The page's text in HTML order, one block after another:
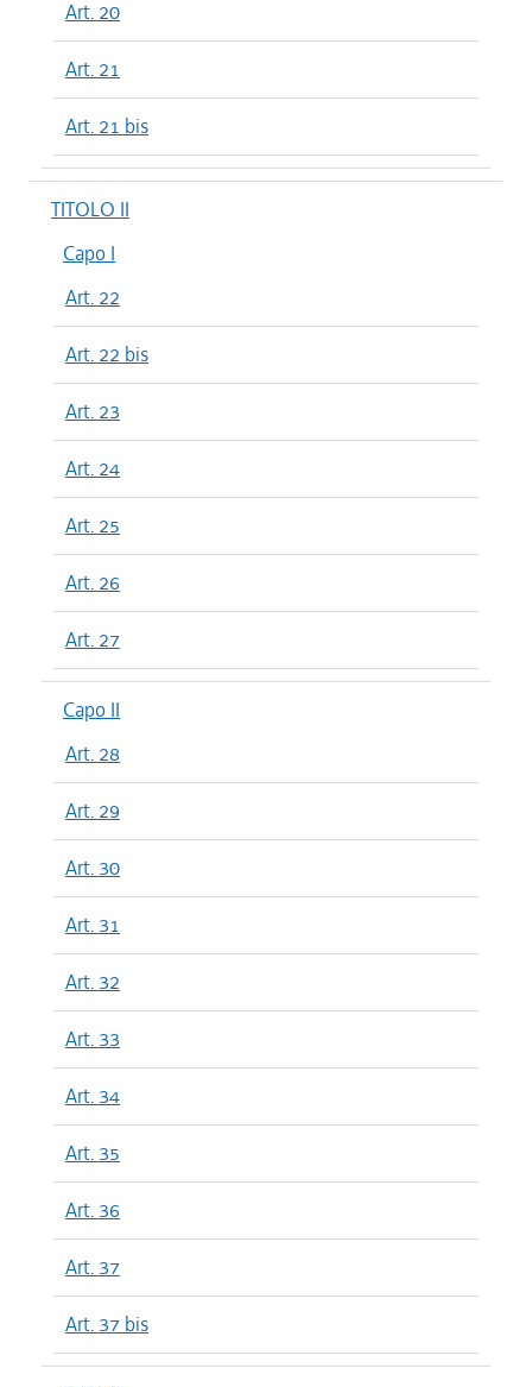
Art. 20
Art. 21
Art. 21 bis
TITOLO II
Capo I
Art. 22
Art. 22 bis
Art. 23
Art. 24
Art. 25
Art. 26
Art. 27
Capo II
Art. 28
Art. 29
Art. 30
Art. 31
Art. 32
Art. 33
Art. 34
Art. 35
Art. 36
Art. 37
Art. 37 bis